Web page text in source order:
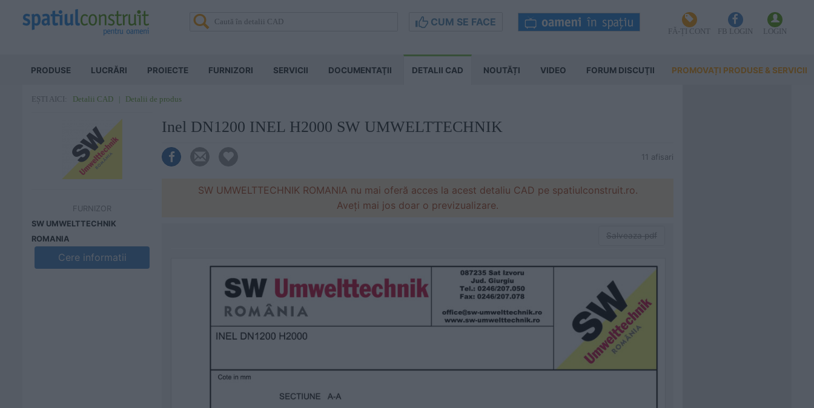
CUM SE FACE
FĂ-ȚI CONT FB LOGIN LOGIN
PRODUSE LUCRĂRI PROIECTE FURNIZORI SERVICII DOCUMENTAŢII DETALII CAD NOUTĂȚI VIDEO FORUM DISCUŢII PROMOVAȚI PRODUSE & SERVICII
EȘTI AICI: Detalii CAD Detalii de produs
FURNIZOR
SW UMWELTTECHNIK
ROMANIA
Cere informatii
Inel DN1200 INEL H2000 SW UMWELTTECHNIK
11 afisari
SW UMWELTTECHNIK ROMANIA nu mai oferă acces la acest detaliu CAD pe spatiulconstruit.ro.
Aveți mai jos doar o previzualizare.
Salveaza pdf